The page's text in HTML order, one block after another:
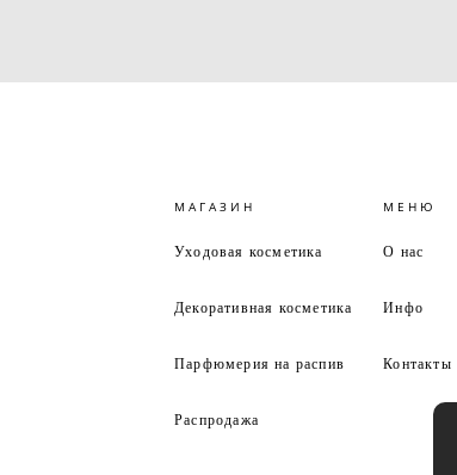
МАГАЗИН
Уходовая косметика
Декоративная косметика
Парфюмерия на распив
Распродажа
МЕНЮ
О нас
Инфо
Контакты